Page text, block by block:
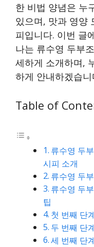
한 비법 양념은 누
있으며, 맛과 영양
피입니다. 이번 글
나는 류수영 두부
세하게 소개하며,
하게 안내하겠습니
Table of
류수영 두
시피 소개
류수영 두
류수영 두
팁
첫 번째 단
두 번째 단
세 번째 단